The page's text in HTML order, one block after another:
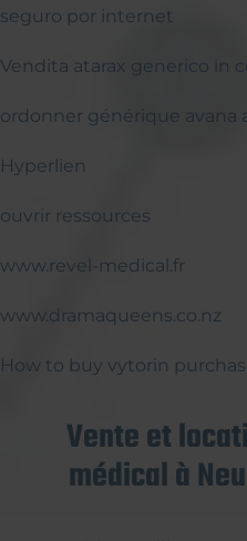
seguro por internet
Vendita atarax generico in
ordonner générique avana
Hyperlien
ouvrir ressources
www.revel-medical.fr
www.dramaqueens.co.nz
How to buy vytorin
Vente et
médical à